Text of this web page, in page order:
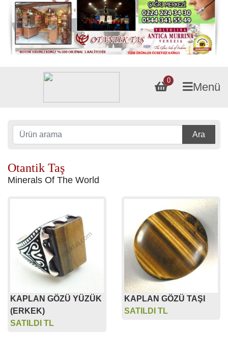
0
Menü
Ara
Otantik Taş
Minerals Of The World
KAPLAN GÖZÜ YÜZÜK
(ERKEK)
SATILDI TL
KAPLAN GÖZÜ TAŞI
SATILDI TL